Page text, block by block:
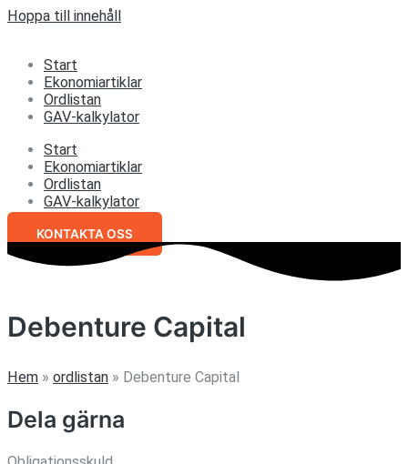
Hoppa till innehåll
Start
Ekonomiartiklar
Ordlistan
GAV-kalkylator
Start
Ekonomiartiklar
Ordlistan
GAV-kalkylator
KONTAKTA OSS
Debenture Capital
Hem » ordlistan » Debenture Capital
Dela gärna